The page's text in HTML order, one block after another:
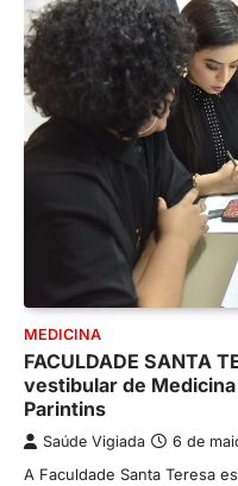
MEDICINA
FACULDADE SANTA
vestibular de
Parintins
Saúde Vigiada 6 de
A Faculdade Santa Teresa